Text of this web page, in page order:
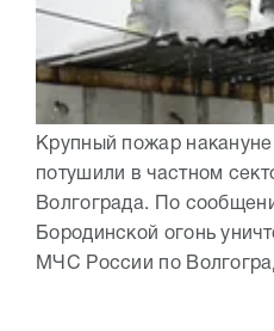
Крупный пожар
потушили в частном
Волгограда. По
Бородинской огонь
МЧС России по